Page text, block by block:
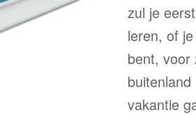
zul je
leren, of
bent, voor
vakantie